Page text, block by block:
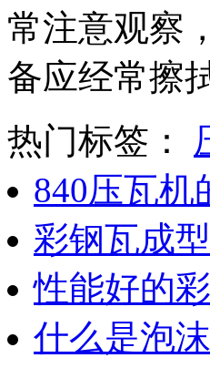
常注意观察
备应经常擦
热门标签：
840压瓦机
彩钢瓦成
性能好的
什么是泡